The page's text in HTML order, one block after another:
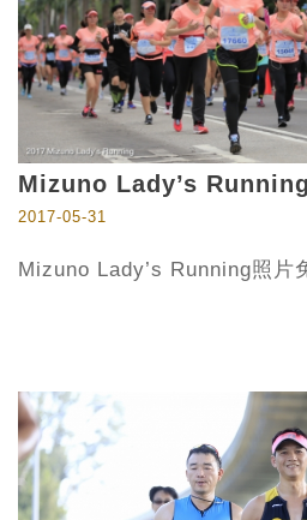
Mizuno Lady’s
2017-05-31
Mizuno Lady’s Running照片